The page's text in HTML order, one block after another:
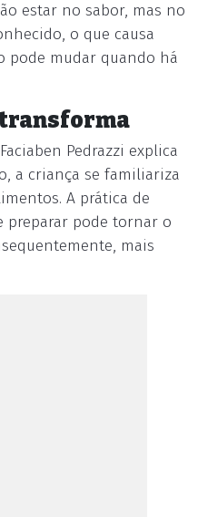
estar no sabor, mas no
o que causa
pode mudar quando há
Pedrazzi explica
a criança se familiariza
A prática de
preparar pode tornar o
mais